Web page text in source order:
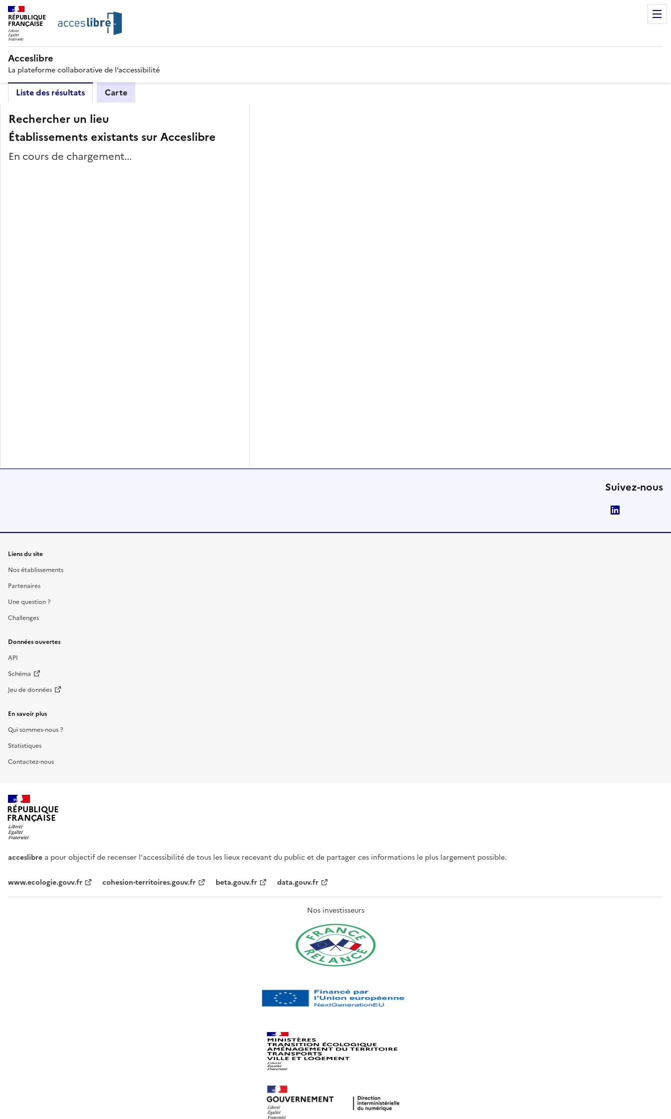
RÉPUBLIQUE
FRANÇAISE
Acceslibre
La plateforme collaborative de l’accessibilité
Liste des résultats Carte
Rechercher un lieu
Établissements existants sur Acceslibre
En cours de chargement...
Suivez-nous
Liens du site
Nos établissements
Partenaires
Une question ?
Challenges
Données ouvertes
API
Schéma
Jeu de données
En savoir plus
Qui sommes-nous ?
Statistiques
Contactez-nous
RÉPUBLIQUE
FRANÇAISE
acceslibre a pour objectif de recenser l'accessibilité de tous les lieux recevant du public et de partager ces informations le plus largement possible.
www.ecologie.gouv.fr cohesion-territoires.gouv.fr beta.gouv.fr data.gouv.fr
Nos investisseurs